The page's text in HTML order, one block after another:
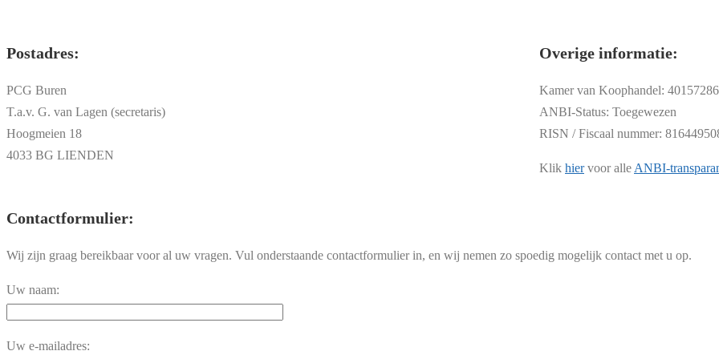
Postadres:
PCG Buren
T.a.v. G. van Lagen (secretaris)
Hoogmeien 18
4033 BG LIENDEN
Overige informatie:
Kamer van Koophandel: 40157286
ANBI-Status: Toegewezen
RISN / Fiscaal nummer:
Klik hiervoor alle ANBI-
Contactformulier:
Wij zijn graag bereikbaar voor al uw vragen. Vul onderstaande contactformulier in, en wij nemen zo spoedig mogelijk contact met u op.
Uw naam:
Uw e-mailadres: